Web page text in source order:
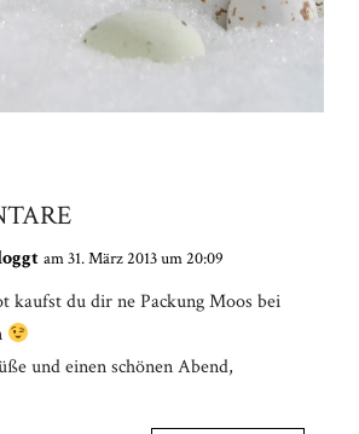
am 31. März 2013 um 20:09
kaufst du dir ne Packung Moos bei
und einen schönen Abend,